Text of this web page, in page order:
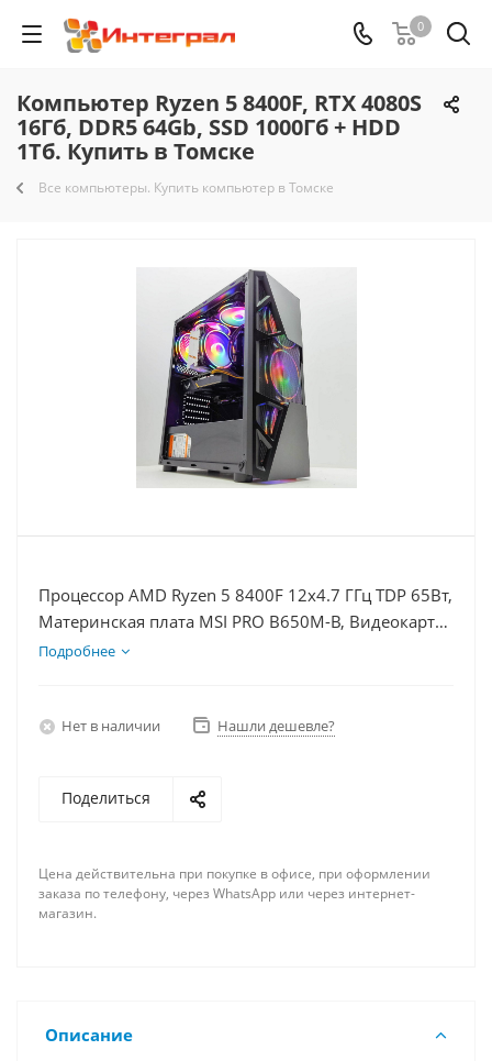
0
Компьютер Ryzen 5 8400F, RTX 4080S
16Гб, DDR5 64Gb, SSD 1000Гб + HDD
1Тб. Купить в Томске
Все компьютеры. Купить компьютер в Томске
Процессор AMD Ryzen 5 8400F 12x4.7 ГГц TDP 65Вт,
Материнская плата MSI PRO B650M-B, Видеокарта
RTX 4080S 16Гб, Память DDR5 64Gb, Диски SSD
Подробнее
Нет в наличии Нашли дешевле?
Поделиться
Цена действительна при покупке в офисе, при оформлении
заказа по телефону, через WhatsApp или через интернет-
магазин.
Описание